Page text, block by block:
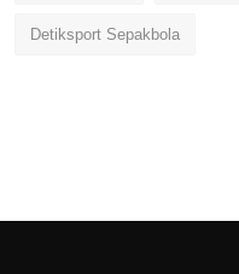
Detiksport Sepakbola